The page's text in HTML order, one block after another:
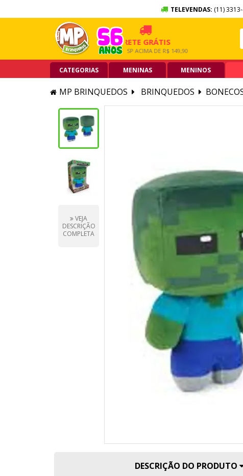
TELEVENDAS: (11)
FRETE GRÁTIS
GRANDE SP ACIMA DE R$ 149,90
5%
PIX ACIMA
CATEGORIAS MENINAS MENINOS
MP BRINQUEDOS BRINQUEDOS
VEJA
DESCRIÇÃO
COMPLETA
DESCRIÇÃO DO PRODUTO